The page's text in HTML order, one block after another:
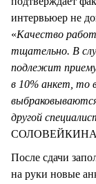
интервьюер не
«Качество
тщательно. В
подлежит
в 10% анкет, то
другой
После сдачи
на руки новые